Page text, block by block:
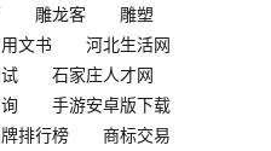
雕龙客
雕塑
文书
河北生活网
石家庄人才网
手游安卓版下载
排行榜
商标交易